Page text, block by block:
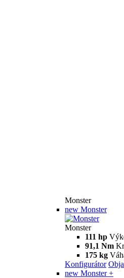
Monster
new Monster
Monster
111 hp
91,1 Nm
175 kg
Konfigurátor
new Monster +